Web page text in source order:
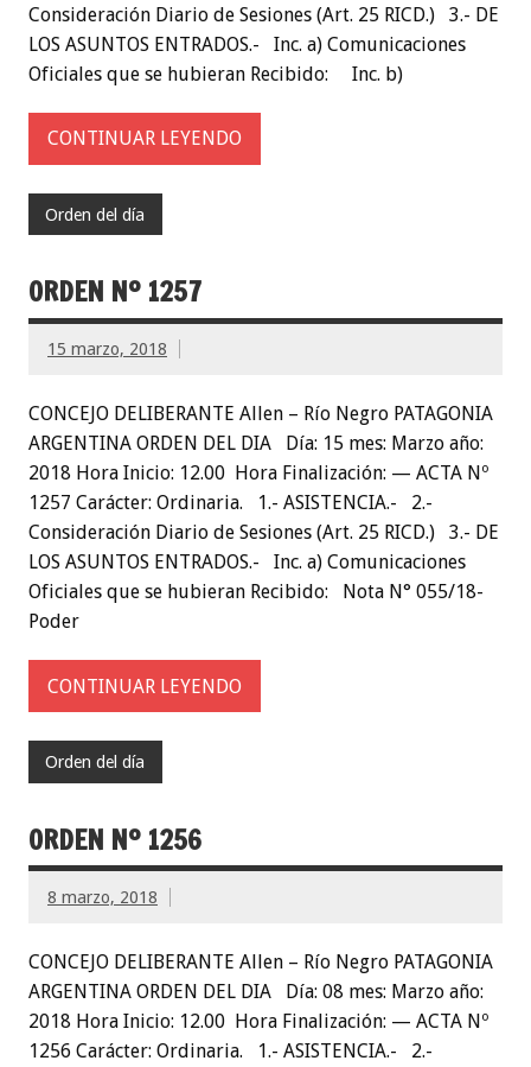
Consideración Diario de Sesiones (Art. 25 RICD.) 3.- DE
LOS ASUNTOS ENTRADOS.- Inc. a) Comunicaciones
Oficiales que se hubieran Recibido: Inc. b)
CONTINUAR LEYENDO
Orden del día
ORDEN Nº 1257
15 marzo, 2018
CONCEJO DELIBERANTE Allen – Río Negro PATAGONIA
ARGENTINA ORDEN DEL DIA Día: 15 mes: Marzo año:
2018 Hora Inicio: 12.00 Hora Finalización: — ACTA Nº
1257 Carácter: Ordinaria. 1.- ASISTENCIA.- 2.-
Consideración Diario de Sesiones (Art. 25 RICD.) 3.- DE
LOS ASUNTOS ENTRADOS.- Inc. a) Comunicaciones
Oficiales que se hubieran Recibido: Nota N° 055/18-
Poder
CONTINUAR LEYENDO
Orden del día
ORDEN Nº 1256
8 marzo, 2018
CONCEJO DELIBERANTE Allen – Río Negro PATAGONIA
ARGENTINA ORDEN DEL DIA Día: 08 mes: Marzo año:
2018 Hora Inicio: 12.00 Hora Finalización: — ACTA Nº
1256 Carácter: Ordinaria. 1.- ASISTENCIA.- 2.-